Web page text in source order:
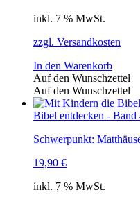
inkl. 7 % MwSt.
zzgl. Versandkosten
In den Warenkorb
Auf den Wunschzettel
Auf den Wunschzettel
Bibel entdecken - Band
Schwerpunkt:
19,90 €
inkl. 7 % MwSt.